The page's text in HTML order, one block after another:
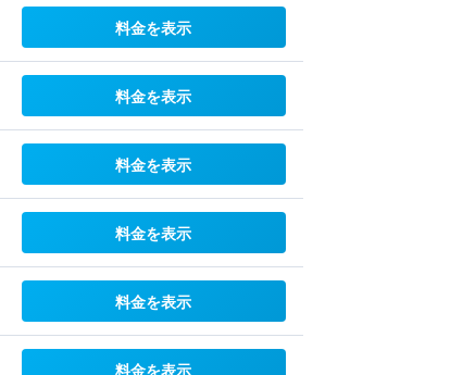
料金を表示
料金を表示
料金を表示
料金を表示
料金を表示
料金を表示